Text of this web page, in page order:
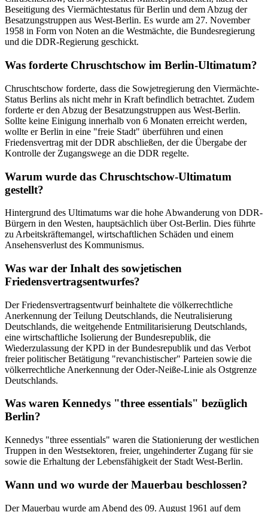
Beseitigung des Viermächtestatus für Berlin und dem Abzug der
Besatzungstruppen aus West-Berlin. Es wurde am 27. November
1958 in Form von Noten an die Westmächte, die Bundesregierung
und die DDR-Regierung geschickt.
Was forderte Chruschtschow im Berlin-Ultimatum?
Chruschtschow forderte, dass die Sowjetregierung den Viermächte-
Status Berlins als nicht mehr in Kraft befindlich betrachtet. Zudem
forderte er den Abzug der Besatzungstruppen aus West-Berlin.
Sollte keine Einigung innerhalb von 6 Monaten erreicht werden,
wollte er Berlin in eine "freie Stadt" überführen und einen
Friedensvertrag mit der DDR abschließen, der die Übergabe der
Kontrolle der Zugangswege an die DDR regelte.
Warum wurde das Chruschtschow-Ultimatum
gestellt?
Hintergrund des Ultimatums war die hohe Abwanderung von DDR-
Bürgern in den Westen, hauptsächlich über Ost-Berlin. Dies führte
zu Arbeitskräftemangel, wirtschaftlichen Schäden und einem
Ansehensverlust des Kommunismus.
Was war der Inhalt des sowjetischen
Friedensvertragsentwurfes?
Der Friedensvertragsentwurf beinhaltete die völkerrechtliche
Anerkennung der Teilung Deutschlands, die Neutralisierung
Deutschlands, die weitgehende Entmilitarisierung Deutschlands,
eine wirtschaftliche Isolierung der Bundesrepublik, die
Wiederzulassung der KPD in der Bundesrepublik und das Verbot
freier politischer Betätigung "revanchistischer" Parteien sowie die
völkerrechtliche Anerkennung der Oder-Neiße-Linie als Ostgrenze
Deutschlands.
Was waren Kennedys "three essentials" bezüglich
Berlin?
Kennedys "three essentials" waren die Stationierung der westlichen
Truppen in den Westsektoren, freier, ungehinderter Zugang für sie
sowie die Erhaltung der Lebensfähigkeit der Stadt West-Berlin.
Wann und wo wurde der Mauerbau beschlossen?
Der Mauerbau wurde am Abend des 09. August 1961 auf dem